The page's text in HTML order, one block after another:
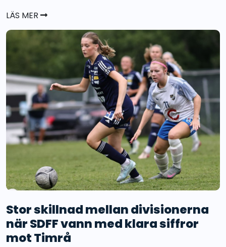
LÄS MER
Stor skillnad mellan divisionerna
när SDFF vann med klara siffror
mot Timrå